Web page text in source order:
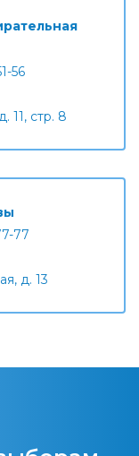
56
11, стр. 8
77
д. 13